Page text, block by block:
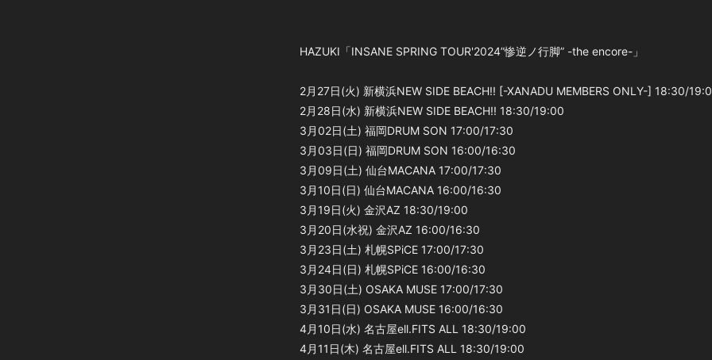
HAZUKI「INSANE SPRING TOUR'2024”惨逆ノ行脚” -the encore-」
2月27日(火) 新横浜NEW SIDE BEACH!! [-XANADU MEMBERS ONLY-] 18:30/
2月28日(水) 新横浜NEW SIDE BEACH!! 18:30/19:00
3月02日(土) 福岡DRUM SON 17:00/17:30
3月03日(日) 福岡DRUM SON 16:00/16:30
3月09日(土) 仙台MACANA 17:00/17:30
3月10日(日) 仙台MACANA 16:00/16:30
3月19日(火) 金沢AZ 18:30/19:00
3月20日(水祝) 金沢AZ 16:00/16:30
3月23日(土) 札幌SPiCE 17:00/17:30
3月24日(日) 札幌SPiCE 16:00/16:30
3月30日(土) OSAKA MUSE 17:00/17:30
3月31日(日) OSAKA MUSE 16:00/16:30
4月10日(水) 名古屋ell.FITS ALL 18:30/19:00
4月11日(木) 名古屋ell.FITS ALL 18:30/19:00